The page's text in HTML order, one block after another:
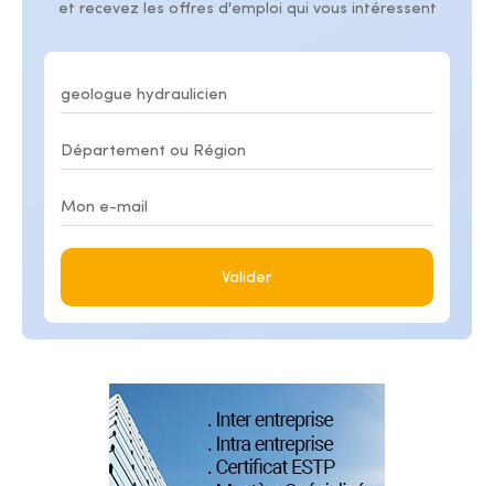
et recevez les offres d'emploi qui vous intéressent
Valider